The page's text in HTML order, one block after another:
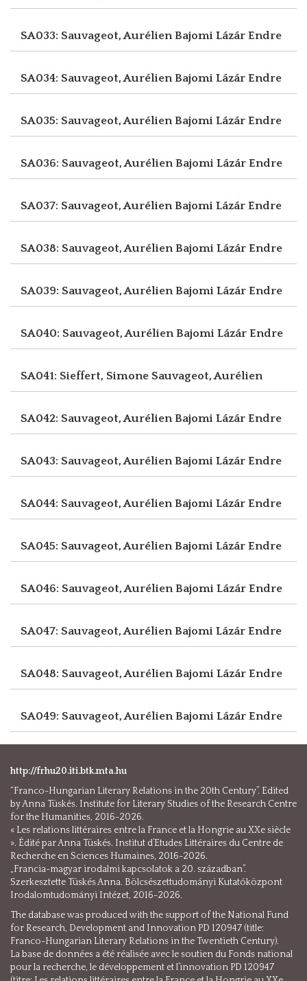
SA033: Sauvageot, AurélienBajomi Lázár Endre
SA034: Sauvageot, AurélienBajomi Lázár Endre
SA035: Sauvageot, AurélienBajomi Lázár Endre
SA036: Sauvageot, AurélienBajomi Lázár Endre
SA037: Sauvageot, AurélienBajomi Lázár Endre
SA038: Sauvageot, AurélienBajomi Lázár Endre
SA039: Sauvageot, AurélienBajomi Lázár Endre
SA040: Sauvageot, AurélienBajomi Lázár Endre
SA041: Sieffert, Simone Sauvageot, Aurélien
SA042: Sauvageot, AurélienBajomi Lázár Endre
SA043: Sauvageot, AurélienBajomi Lázár Endre
SA044: Sauvageot, AurélienBajomi Lázár Endre
SA045: Sauvageot, AurélienBajomi Lázár Endre
SA046: Sauvageot, AurélienBajomi Lázár Endre
SA047: Sauvageot, AurélienBajomi Lázár Endre
SA048: Sauvageot, AurélienBajomi Lázár Endre
SA049: Sauvageot, AurélienBajomi Lázár Endre
http://frhu20.iti.btk.mta.hu
“Franco-Hungarian Literary Relations in the 20th Century”. Edited
by Anna Tüskés. Institute for Literary Studies of the Research Centre
for the Humanities, 2016-2026.
« Les relations littéraires entre la France et la Hongrie au XXe siècle
». Édité par Anna Tüskés. Institut d’Etudes Littéraires du Centre de
Recherche en Sciences Humaines, 2016-2026.
„Francia-magyar irodalmi kapcsolatok a 20. században”.
Szerkesztette Tüskés Anna. Bölcsészettudományi Kutatóközpont
Irodalomtudományi Intézet, 2016-2026.
The database was produced with the support of the National Fund
for Research, Development and Innovation PD 120947 (title:
Franco-Hungarian Literary Relations in the Twentieth Century).
La base de données a été réalisée avec le soutien du Fonds national
pour la recherche, le développement et l’innovation PD 120947